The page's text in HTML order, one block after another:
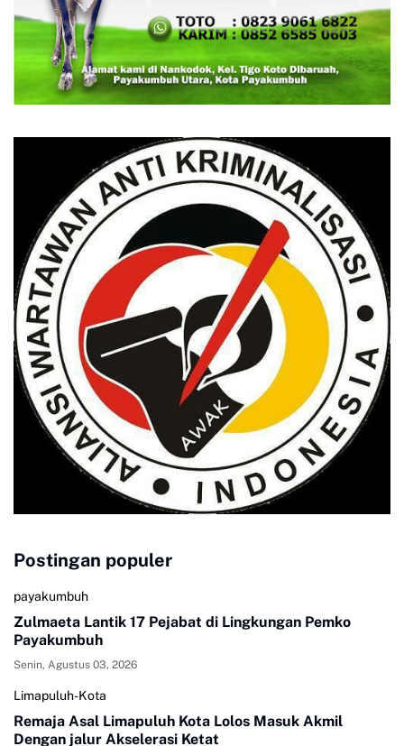
Postingan populer
payakumbuh
Zulmaeta Lantik 17 Pejabat di Lingkungan Pemko
Payakumbuh
Senin, Agustus 03, 2026
Limapuluh-Kota
Remaja Asal Limapuluh Kota Lolos Masuk Akmil
Dengan jalur Akselerasi Ketat